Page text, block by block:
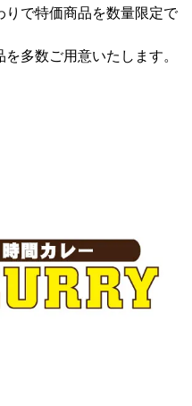
特価商品を数量限定で
用意いたします。